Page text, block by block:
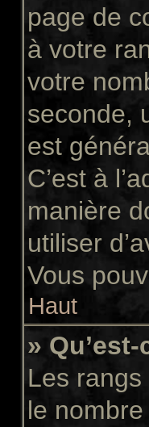
page de
à votre
votre
seconde,
est
C’est à
manière
utiliser
Vous
Haut
»
Les
le